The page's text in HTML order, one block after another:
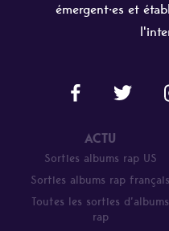
émergent·es et
ACTU
Sorties albums rap US
Sorties albums rap français
Toutes les sorties d’albums
rap